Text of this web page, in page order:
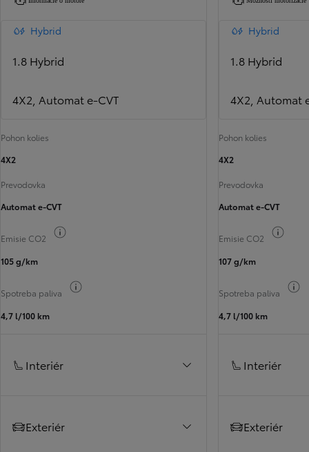
Hybrid
1.8 Hybrid
4X2, Automat e-CVT
Pohon kolies
4X2
Prevodovka
Automat e-CVT
Emisie CO2
105 g/km
Spotreba paliva
4,7 l/100 km
Interiér
Exteriér
Hybrid
1.8 Hybrid
4X2, Automat
Pohon kolies
4X2
Prevodovka
Automat e-CVT
Emisie CO2
107 g/km
Spotreba paliva
4,7 l/100 km
Interiér
Exteriér